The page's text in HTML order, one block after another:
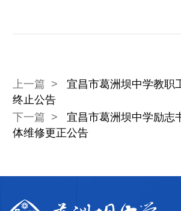
上一篇 >
宜昌市葛洲坝中学教职
终止公告
下一篇 >
宜昌市葛洲坝中学励志
体维修更正公告